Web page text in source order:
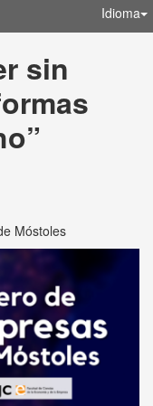
Idioma
sin
Móstoles